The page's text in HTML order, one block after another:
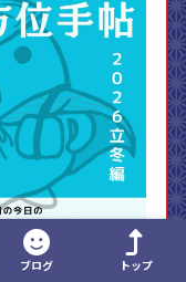
ブログ トップ